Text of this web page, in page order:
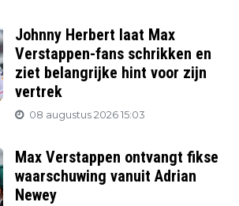
Johnny Herbert laat Max
Verstappen-fans schrikken en
ziet belangrijke hint voor zijn
vertrek
08 augustus 2026 15:03
Max Verstappen ontvangt fikse
waarschuwing vanuit Adrian
Newey